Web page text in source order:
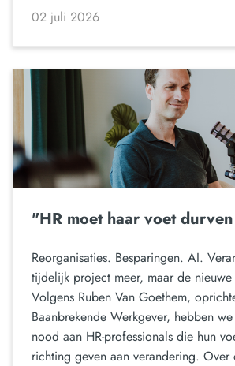
02 juli 2026
"HR moet haar voet
Reorganisaties. Besparingen. AI.
tijdelijk project meer, maar de
Volgens Ruben Van Goethem,
Baanbrekende Werkgever, hebben
nood aan HR-professionals die hun
richting geven aan verandering.